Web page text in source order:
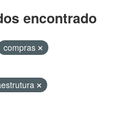
encontrado
compras